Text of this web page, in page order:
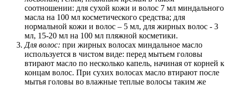
соотношении: для сухой кожи и волос 7 мл миндального
масла на 100 мл косметического средства; для
нормальной кожи и волос – 5 мл, для жирных волос - 3
мл, 15-20 мл на 100 мл пляжной косметики.
Для волос: при жирных волосах миндальное масло
используется в чистом виде: перед мытьем головы
втирают масло по несколько капель, начиная от корней к
концам волос. При сухих волосах масло втирают после
мытья головы во влажные теплые волосы таким же